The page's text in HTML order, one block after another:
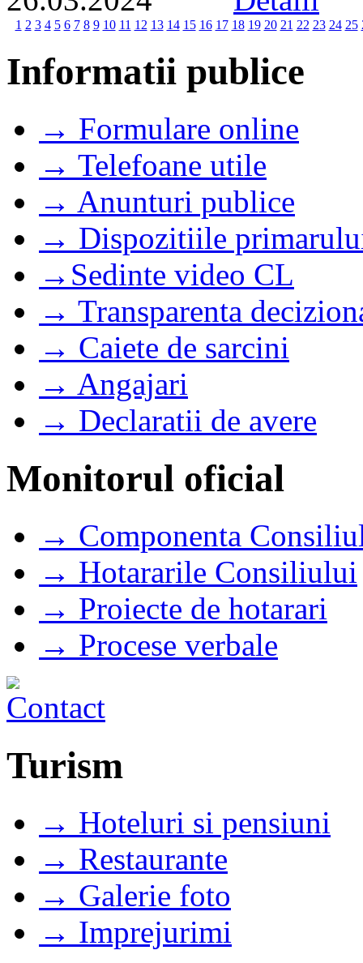
1 2 3 4 5 6 7 8 9 10 11 12 13 14 15 16 17 18 19 20 21 22 23 24 25
Informatii publice
→ Formulare online
→ Telefoane utile
→ Anunturi publice
→ Dispozitiile
→Sedinte video CL
→ Transparenta
→ Caiete de sarcini
→ Angajari
→ Declaratii de avere
Monitorul oficial
→ Componenta
→ Hotararile Consiliului
→ Proiecte de hotarari
→ Procese verbale
Turism
→ Hoteluri si pensiuni
→ Restaurante
→ Galerie foto
→ Imprejurimi